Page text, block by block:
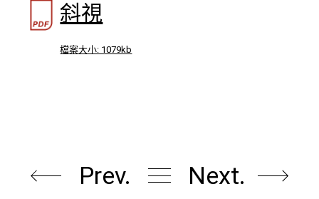
斜視
檔案大小: 1079kb
Prev. Next.